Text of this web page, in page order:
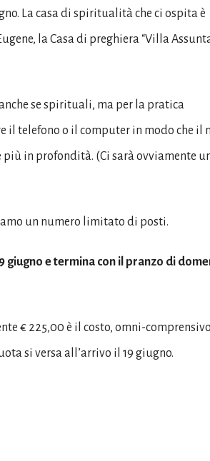
La casa di spiritualità che ci ospita è
la Casa di preghiera “Villa
se spirituali, ma per la pratica
telefono o il computer in modo che il
in profondità. (Ci sarà ovviamente
un numero limitato di posti.
giugno e termina con il pranzo di
€ 225,00 è il costo, omni-
si versa all’arrivo il 19 giugno.